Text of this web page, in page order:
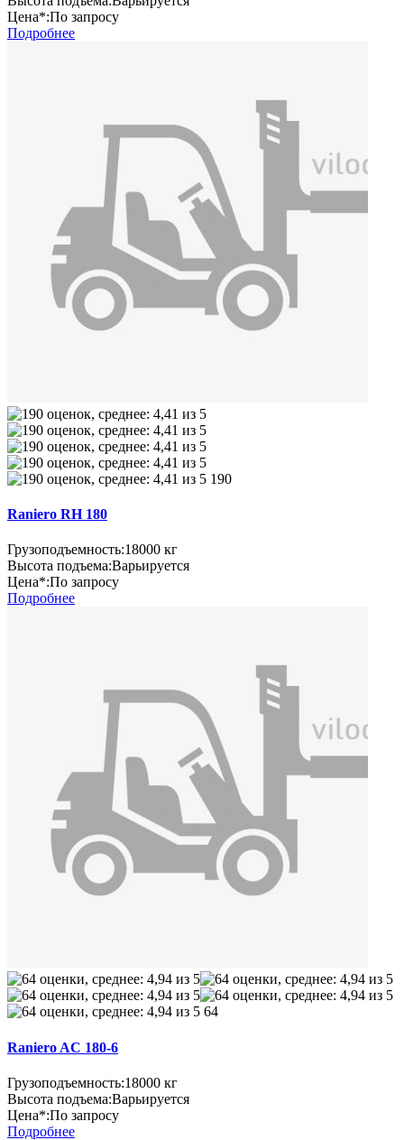
Цена*:По запросу
Подробнее
190
Raniero RH 180
Грузоподъемность:18000 кг
Высота подъема:Варьируется
Цена*:По запросу
Подробнее
64
Raniero AC 180-6
Грузоподъемность:18000 кг
Высота подъема:Варьируется
Цена*:По запросу
Подробнее